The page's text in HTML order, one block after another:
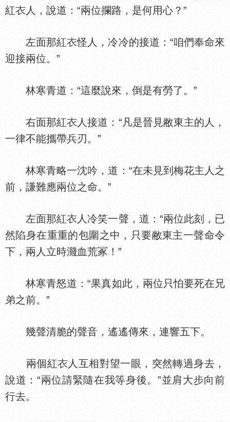
紅
人，說道：“兩位攔路，是何用心？”
左面那紅
怪人，冷冷的接道：“咱們奉命來
迎接兩位。”
林寒青道：“這麼說來，倒是有勞了。”
右面那紅
人接道：“凡是晉見敝東主的人，
一律不能攜帶兵刃。”
林寒青略一沈吟，道：“在未見到梅花主人之
前，謙難應兩位之命。”
左面那紅
人冷笑一聲，道：“兩位此刻，已
然陷身在重重的包圍之中，只要敝東主一聲命令
下，兩人立時濺血荒冢！”
林寒青怒道：“果真如此，兩位只怕要死在兄
弟之前。”
幾聲清脆的聲音，遙遙傳來，連響五下。
兩個紅
人互相對望一眼，突然轉過身去，
說道：“兩位請緊隨在我等身後。”並肩大步向前
行去。